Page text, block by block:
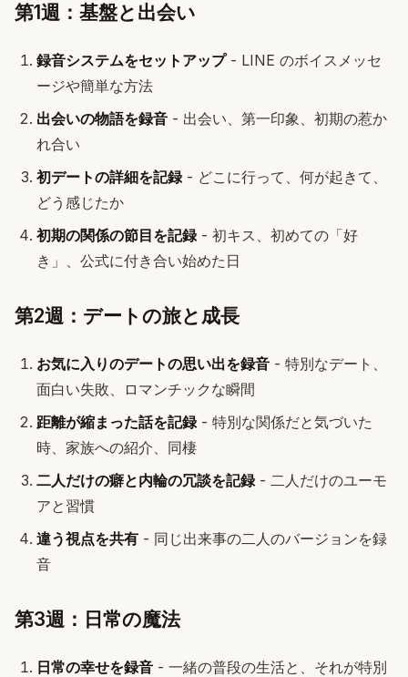
第1週：基盤と出会い
録音システムをセットアップ- LINE のボイスメッセ
ージや簡単な方法
出会いの物語を録音 - 出会い、第一印象、初期の惹か
れ合い
初デートの詳細を記録- どこに行って、何が起きて、
どう感じたか
初期の関係の節目を記録- 初キス、初めての「好
き」、公式に付き合い始めた日
第2週：デートの旅と成長
お気に入りのデートの思い出を録音 - 特別なデート、
面白い失敗、ロマンチックな瞬間
距離が縮まった話を記録- 特別な関係だと気づいた
時、家族への紹介、同棲
二人だけの癖と内輪の冗談を記録- 二人だけのユーモ
アと習慣
違う視点を共有 - 同じ出来事の二人のバージョンを録
音
第3週：日常の魔法
日常の幸せを録音 - 一緒の普段の生活と、それが特別